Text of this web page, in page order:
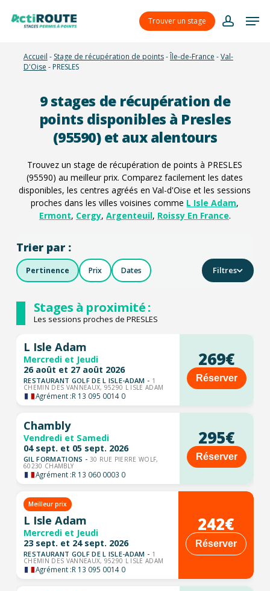
Trouver un stage
account
Accueil - Stage de récupération de points-Île-de-France -Val-
D'Oise - PRESLES
9stages de récupération de
points disponibles à Presles
(95590) et aux alentours
Trouvez un stage de récupération de points à PRESLES
(95590) au meilleur prix. Comparez facilement les dates
disponibles, les centres agréés en Val-d'Oise et les sessions
proches dans les villes voisines comme L Isle Adam,
Ermont, Cergy, Argenteuil, Roissy En France.
Trier par :
Pertinence Prix Dates Filtres
Stages à proximité :
Les sessions proches de PRESLES
L Isle Adam
Mercredi et Jeudi
26 août et 27 août 2026
RESTAURANT GOLF DE L ISLE-ADAM - 1
CHEMIN DES VANNEAUX, 95290 L ISLE ADAM
Agrément :R 13 095 0014 0
269€
Réserver
Chambly
Vendredi et Samedi
04 sept. et 05 sept. 2026
GIL FORMATIONS - 30 RUE PIERRE WOLF,
60230 CHAMBLY
Agrément :R 13 060 0003 0
295€
Réserver
Meilleur prix
L Isle Adam
Mercredi et Jeudi
23 sept. et 24 sept. 2026
RESTAURANT GOLF DE L ISLE-ADAM - 1
CHEMIN DES VANNEAUX, 95290 L ISLE ADAM
Agrément :R 13 095 0014 0
242€
Réserver